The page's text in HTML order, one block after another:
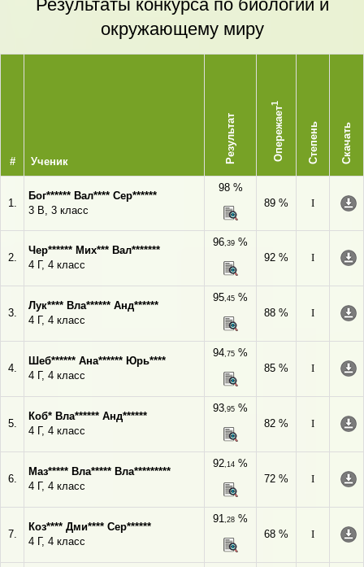
Результаты конкурса по биологии и
окружающему миру
# Ученик Результат Опережает
1
Степень Скачать
1.
Бог****** Вал**** Сер******
3 В, 3 класс
98 %
89 %
I
2.
Чер****** Мих*** Вал*******
4 Г, 4 класс
96,39 %
92 %
I
3.
Лук**** Вла****** Анд******
4 Г, 4 класс
95,45 %
88 %
I
4.
Шеб****** Ана****** Юрь****
4 Г, 4 класс
94,75 %
85 %
I
5.
Коб* Вла****** Анд******
4 Г, 4 класс
93,95 %
82 %
I
6.
Маз***** Вла***** Вла*********
4 Г, 4 класс
92,14 %
72 %
I
7.
Коз**** Дми**** Сер******
4 Г, 4 класс
91,28 %
68 %
I